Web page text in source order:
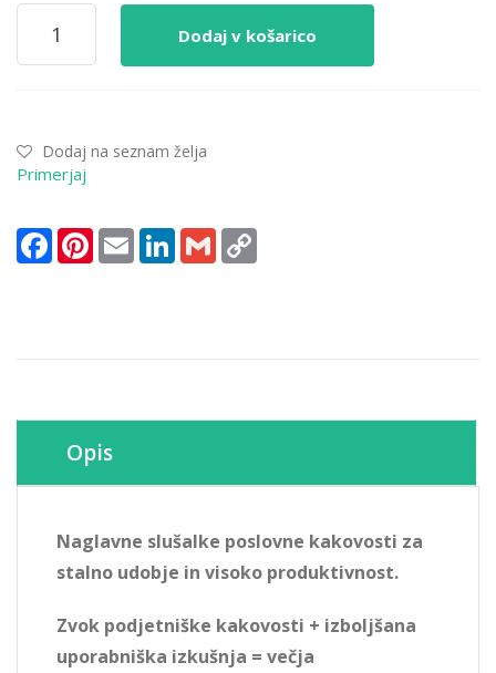
Slušalke
Logitech
USB
z
mikrofonom
količina
Dodaj v košarico
Dodaj na seznam želja
Primerjaj
FacebookPinterest
Email LinkedInGmail
Opis
Naglavne slušalke poslovne kakovosti za
stalno udobje in visoko produktivnost.
Zvok podjetniške kakovosti + izboljšana
uporabniška izkušnja = večja